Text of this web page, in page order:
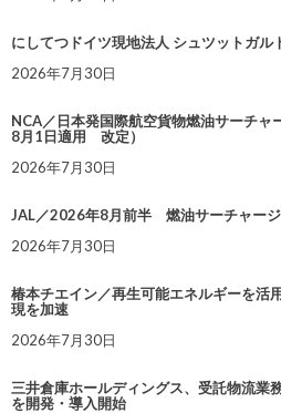
にしてつドイツ現地法人 シュツットガル
2026年7月30日
NCA／日本発国際航空貨物燃油サーチ
8月1日適用 改定）
2026年7月30日
JAL／2026年8月前半 燃油サーチャー
2026年7月30日
椿本チエイン／再生可能エネルギーを活
現を加速
2026年7月30日
三井倉庫ホールディングス、受託物流業
を開発・導入開始